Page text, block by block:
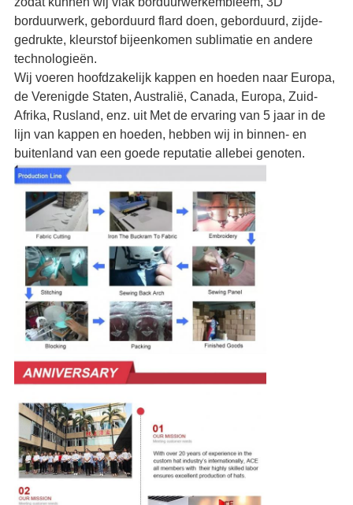
borduurwerk, geborduurd flard doen, geborduurd, zijde-
gedrukte, kleurstof bijeenkomen sublimatie en andere
technologieën.
Wij voeren hoofdzakelijk kappen en hoeden naar Europa,
de Verenigde Staten, Australië, Canada, Europa, Zuid-
Afrika, Rusland, enz. uit Met de ervaring van 5 jaar in de
lijn van kappen en hoeden, hebben wij in binnen- en
buitenland van een goede reputatie allebei genoten.